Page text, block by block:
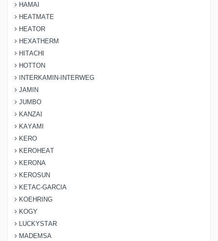
HAMAI
HEATMATE
HEATOR
HEXATHERM
HITACHI
HOTTON
INTERKAMIN-INTERWEG
JAMIN
JUMBO
KANZAI
KAYAMI
KERO
KEROHEAT
KERONA
KEROSUN
KETAC-GARCIA
KOEHRING
KOGY
LUCKYSTAR
MADEMSA